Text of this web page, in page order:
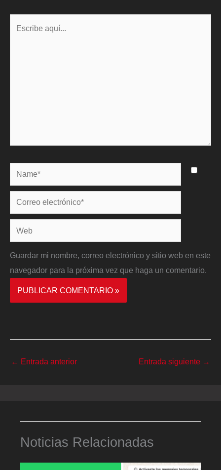
Name*
Correo
electrónico*
Web
Guardar mi nombre, correo electrónico y sitio web en este
navegador para la próxima vez que haga un comentario.
← Entrada anterior Entrada siguiente →
Noticias Relacionadas